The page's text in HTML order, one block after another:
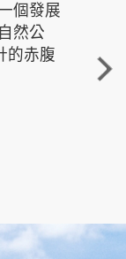
個發展
然公
的赤腹
重
走進